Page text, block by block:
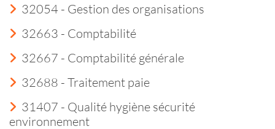
32054 - Gestion des organisations
32663 - Comptabilité
32667 - Comptabilité générale
32688 - Traitement paie
31407 - Qualité hygiène sécurité
environnement